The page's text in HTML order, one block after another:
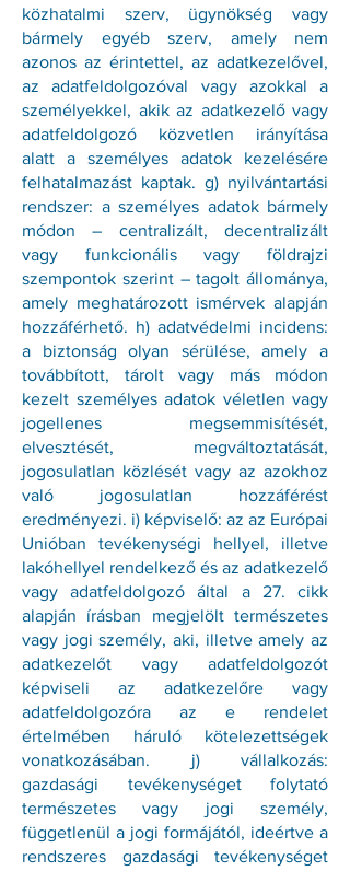
közhatalmi szerv, ügynökség vagy
bármely egyéb szerv, amely nem
azonos az érintettel, az adatkezelővel,
az adatfeldolgozóval vagy azokkal a
személyekkel, akik az adatkezelő vagy
adatfeldolgozó közvetlen irányítása
alatt a személyes adatok kezelésére
felhatalmazást kaptak. g) nyilvántartási
rendszer: a személyes adatok bármely
módon – centralizált, decentralizált
vagy funkcionális vagy földrajzi
szempontok szerint – tagolt állománya,
amely meghatározott ismérvek alapján
hozzáférhető. h) adatvédelmi incidens:
a biztonság olyan sérülése, amely a
továbbított, tárolt vagy más módon
kezelt személyes adatok véletlen vagy
jogellenes megsemmisítését,
elvesztését, megváltoztatását,
jogosulatlan közlését vagy az azokhoz
való jogosulatlan hozzáférést
eredményezi. i) képviselő: az az Európai
Unióban tevékenységi hellyel, illetve
lakóhellyel rendelkező és az adatkezelő
vagy adatfeldolgozó által a 27. cikk
alapján írásban megjelölt természetes
vagy jogi személy, aki, illetve amely az
adatkezelőt vagy adatfeldolgozót
képviseli az adatkezelőre vagy
adatfeldolgozóra az e rendelet
értelmében háruló kötelezettségek
vonatkozásában. j) vállalkozás:
gazdasági tevékenységet folytató
természetes vagy jogi személy,
függetlenül a jogi formájától, ideértve a
rendszeres gazdasági tevékenységet